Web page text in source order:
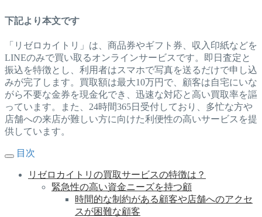
下記より本文です
「リゼロカイトリ」は、商品券やギフト券、収入印紙などを
LINEのみで買い取るオンラインサービスです。即日査定と
振込を特徴とし、利用者はスマホで写真を送るだけで申し込
みが完了します。買取額は最大10万円で、顧客は自宅にいな
がら不要な金券を現金化でき、迅速な対応と高い買取率を謳
っています。また、24時間365日受付しており、多忙な方や
店舗への来店が難しい方に向けた利便性の高いサービスを提
供しています。
目次
リゼロカイトリの買取サービスの特徴は？
緊急性の高い資金ニーズを持つ顧
時間的な制約がある顧客や店舗へのアクセ
スが困難な顧客